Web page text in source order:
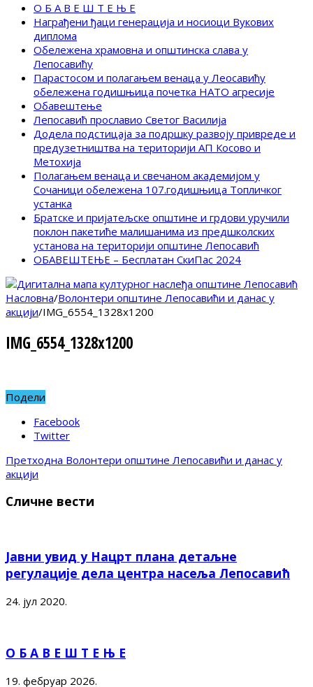
О Б А В Е Ш Т Е Њ Е
Награђени ђаци генерација и носиоци Вукових
диплома
Обележена храмовна и општинска слава у
Лепосавићу
Парастосом и полагањем венаца у Леосавићу
обележена годишњица почетка НАТО агресије
Обавештење
Лепосавић прославио Светог Василија
Додела подстицаја за подршку развоју привреде и
предузетништва на територији АП Косово и
Метохија
Полагањем венаца и свечаном академијом у
Сочаници обележена 107.годишњица Топличког
устанка
Братске и пријатељске општине и грдови уручили
поклон пакетиће малишанима из предшколских
установа на територији општине Лепосавић
ОБАВЕШТЕЊЕ – Бесплатан СкиПас 2024
Насловна/Волонтери општине Лепосавићи и данас у
акцији/IMG_6554_1328x1200
IMG_6554_1328x1200
Подели
Facebook
Twitter
Претходна Волонтери општине Лепосавићи и данас у
акцији
Сличне вести
Јавни увид у Нацрт плана детаљне
регулације дела центра насеља Лепосавић
24. јул 2020.
О Б А В Е Ш Т Е Њ Е
19. фебруар 2026.